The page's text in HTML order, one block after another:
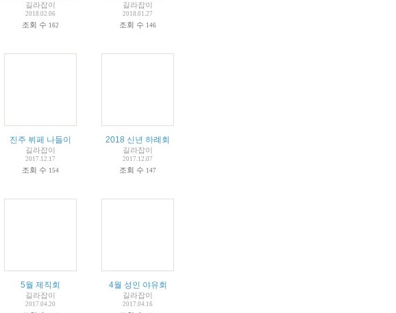
길라잡이
2018.02.06
조회 수 162
길라잡이
2018.01.27
조회 수 146
진주 뷔페 나들이
길라잡이
2017.12.17
조회 수 154
2018 신년 하례회
길라잡이
2017.12.07
조회 수 147
5월 제직회
길라잡이
2017.04.20
4월 성인 야유회
길라잡이
2017.04.16